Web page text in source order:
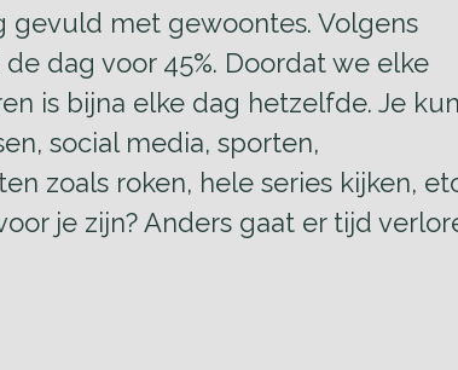
gevuld met gewoontes. Volgens
dag voor 45%. Doordat we elke
is bijna elke dag hetzelfde. Je
social media, sporten,
zoals roken, hele series kijken,
je zijn? Anders gaat er tijd